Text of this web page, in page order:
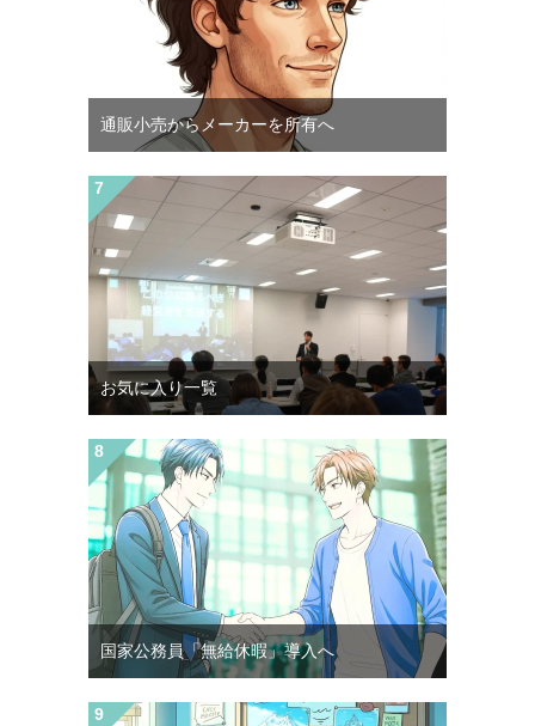
通販小売からメーカーを所有へ
お気に入り一覧
国家公務員「無給休暇」導入へ